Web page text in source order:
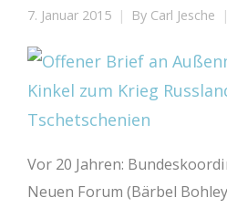
7. Januar 2015 By Carl Jesche
Vor 20 Jahren:
Neuen Forum (Bärbel